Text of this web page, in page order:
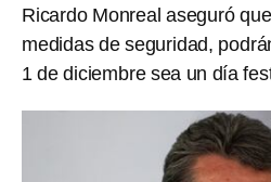
Ricardo Monreal aseguró
medidas de seguridad,
1 de diciembre sea un día